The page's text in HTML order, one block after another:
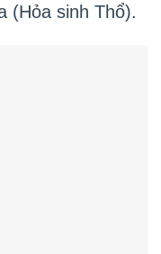
(Hỏa sinh Thổ).